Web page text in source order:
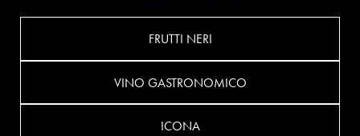
FRUTTI NERI
VINO GASTRONOMICO
ICONA